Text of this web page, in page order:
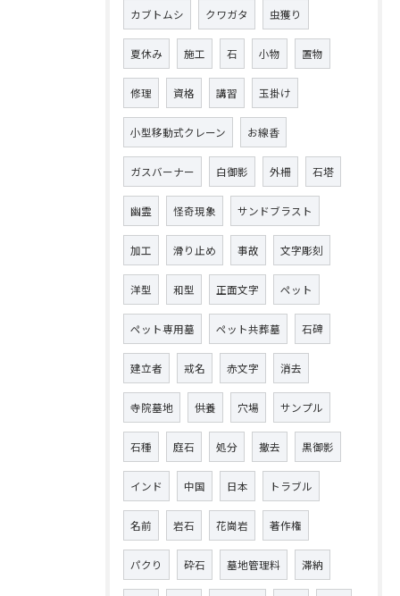
カブトムシ クワガタ 虫獲り
夏休み 施工 石 小物 置物
修理 資格 講習 玉掛け
小型移動式クレーン お線香
ガスバーナー 白御影 外柵 石塔
幽霊 怪奇現象 サンドブラスト
加工 滑り止め 事故 文字彫刻
洋型 和型 正面文字 ペット
ペット専用墓 ペット共葬墓 石碑
建立者 戒名 赤文字 消去
寺院墓地 供養 穴場 サンプル
石種 庭石 処分 撤去 黒御影
インド 中国 日本 トラブル
名前 岩石 花崗岩 著作権
パクり 砕石 墓地管理料 滞納